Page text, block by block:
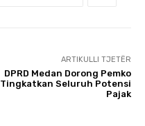
ARTIKULLI TJETËR
DPRD Medan Dorong Pemko
Tingkatkan Seluruh Potensi
Pajak